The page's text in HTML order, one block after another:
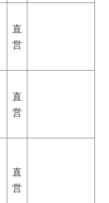
直
営
直
営
直
営